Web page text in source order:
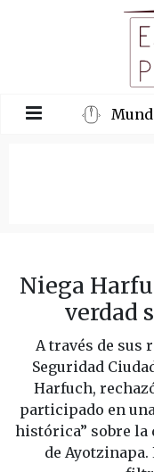
Niega
verdad
A través de sus
Seguridad
Harfuch,
participado en
histórica” sobre
de